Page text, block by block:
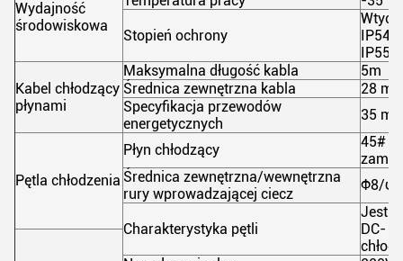
Wydajność
środowiskowa
Stopień ochrony
IP54;
IP55
Kabel chłodzący
płynami
Maksymalna długość kabla
5m
Średnica zewnętrzna kabla
28
Specyfikacja przewodów
energetycznych
35
Pętla chłodzenia
Płyn chłodzący
45#
Średnica zewnętrzna/wewnętrzna
rury wprowadzającej ciecz
Φ8/φ6
Charakterystyka pętli
Jest
DC-